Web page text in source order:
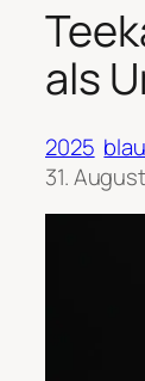
als
2025
31.